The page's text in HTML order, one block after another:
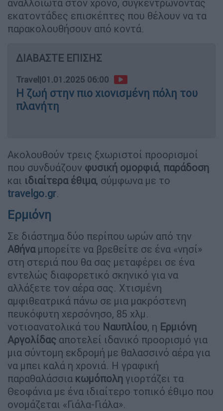
αναλλοίωτα στον χρόνο, συγκεντρώνοντας
εκατοντάδες επισκέπτες που θέλουν να τα
παρακολουθήσουν από κοντά.
ΔΙΑΒΑΣΤΕ ΕΠΙΣΗΣ
Travel |01.01.2025 06:00
Η ζωή στην πιο χιονισμένη πόλη του
πλανήτη
Ακολουθούν τρεις ξχωριστοί προορισμοί
που συνδυάζουν φυσική ομορφιά, παράδοση
και ιδιαίτερα έθιμα, σύμφωνα με το
travelgo.gr.
Ερμιόνη
Σε διάστημα δύο περίπου ωρών από την
Αθήναμπορείτε να βρεθείτε σε ένα «νησί»
στη στεριά που θα σας μεταφέρει σε ένα
εντελώς διαφορετικό σκηνικό για να
αλλάξετε τον αέρα σας. Χτισμένη
αμφιθεατρικά πάνω σε μια μακρόστενη
πευκόφυτη χερσόνησο, 85 χλμ.
νοτιοανατολικά του Ναυπλίου, η Ερμιόνη
Αργολίδας αποτελεί ιδανικό προορισμό για
μια σύντομη εκδρομή με θαλασσινό αέρα για
να μπει καλά η χρονιά. Η γραφική
παραθαλάσσια κωμόπολη γιορτάζει τα
Θεοφάνια με ένα ιδιαίτερο τοπικό έθιμο που
ονομάζεται «Γιάλα-Γιάλα».